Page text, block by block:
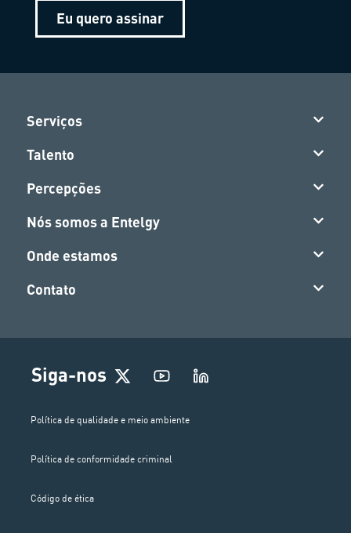
Eu quero assinar
Serviços
Talento
Percepções
Nós somos a Entelgy
Onde estamos
Contato
Siga-nos
Política de qualidade e meio ambiente
Política de conformidade criminal
Código de ética